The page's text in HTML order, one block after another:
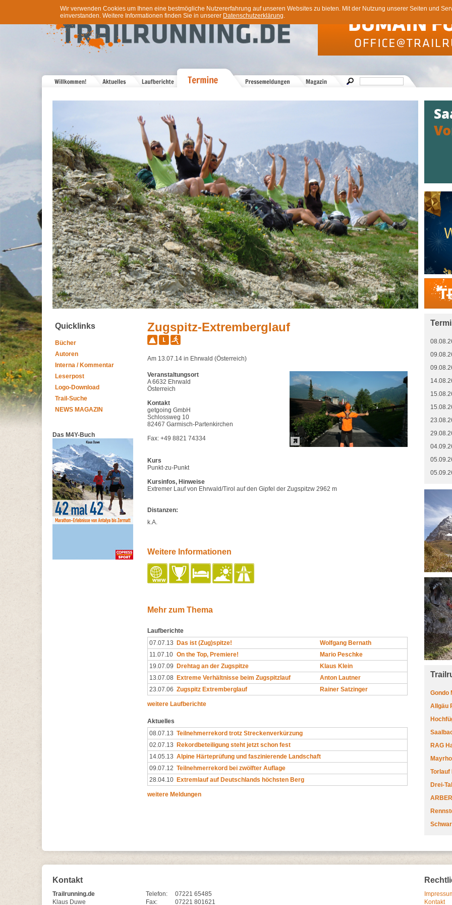
Wir verwenden Cookies um Ihnen eine bestmögliche Nutzererfahrung auf unseren Websites zu bieten. Mit der Nutzung unserer Seiten und
einverstanden. Weitere Informationen finden Sie in unserer Datenschutzerklärung.
Quicklinks
Bücher
Autoren
Interna / Kommentar
Leserpost
Logo-Download
Trail-Suche
NEWS MAGAZIN
Das M4Y-Buch
Zugspitz-Extremberglauf
Am 13.07.14 in Ehrwald (Österreich)
Veranstaltungsort
A 6632 Ehrwald
Österreich
Kontakt
getgoing GmbH
Schlossweg 10
82467 Garmisch-Partenkirchen
Fax: +49 8821 74334
Kurs
Punkt-zu-Punkt
Kursinfos, Hinweise
Extremer Lauf von Ehrwald/Tirol auf den Gipfel der Zugspitzw 2962 m
Distanzen:
k.A.
Weitere Informationen
Mehr zum Thema
Laufberichte
07.07.13 Das ist (Zug)spitze!
Wolfgang Bernath
11.07.10 On the Top, Premiere!
Mario Peschke
19.07.09 Drehtag an der Zugspitze
Klaus Klein
13.07.08 Extreme Verhältnisse beim Zugspitzlauf
Anton Lautner
23.07.06 Zugspitz Extremberglauf Rainer Satzinger
weitere Laufberichte
Aktuelles
08.07.13 Teilnehmerrekord trotz Streckenverkürzung
02.07.13 Rekordbeteiligung steht jetzt schon fest
14.05.13 Alpine Härteprüfung und faszinierende Landschaft
09.07.12 Teilnehmerrekord bei zwölfter Auflage
28.04.10 Extremlauf auf Deutschlands höchsten Berg
weitere Meldungen
Gondo
Allgäu
RAG
Torlauf
Drei-
Kontakt
Trailrunning.de
Klaus Duwe
Telefon:
07221 65485
Fax:
07221 801621
Kontakt